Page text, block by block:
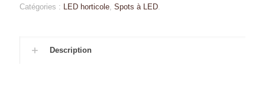
Catégories : LED horticole Spots à LED
Description